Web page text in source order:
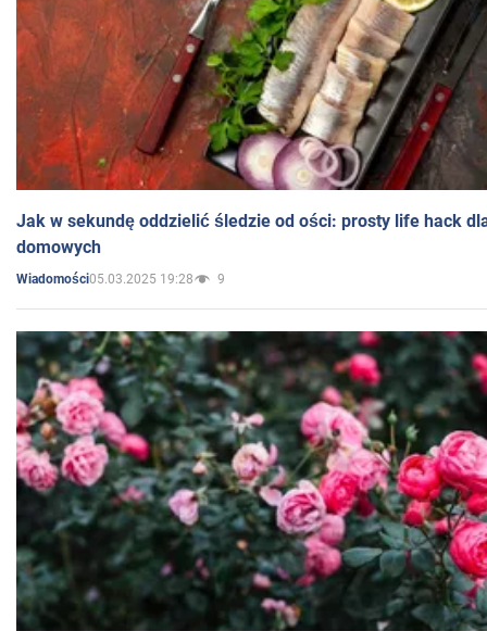
Jak w sekundę oddzielić śledzie od ości: prosty life hack
domowych
Wiadomości05.03.2025 19:28 9